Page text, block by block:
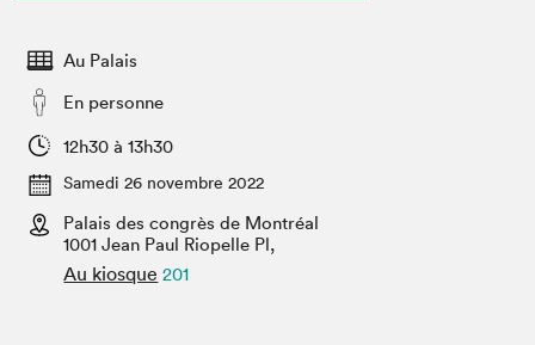
Espace médias
Espace exposant⋅e⋅s
Espace enseignant·e·s
Espace pro
Nous connaître
Projets partenaires 2022
Archives
Au Palais
En personne
12h30 à 13h30
Samedi 26 novembre 2022
Palais des congrès de Montréal
1001 Jean Paul Riopelle Pl,
Au kiosque 201